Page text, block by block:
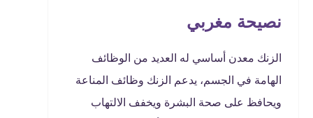
نصيحة مغربي
الزنك معدن أساسي له العديد من الوظائف
الهامة في الجسم، يدعم الزنك وظائف المناعة
ويحافظ على صحة البشرة ويخفف الالتهاب